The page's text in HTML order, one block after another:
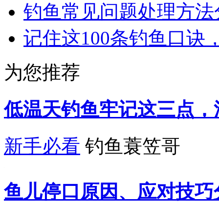
钓鱼常见问题处理方
记住这100条钓鱼口诀
为您推荐
低温天钓鱼牢记这三点
新手必看 钓鱼蓑笠哥
鱼儿停口原因、应对技巧